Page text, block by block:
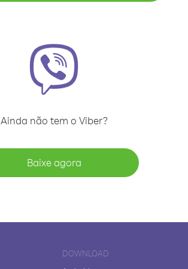
Ainda não tem o Viber?
Baixe agora
DOWNLOAD